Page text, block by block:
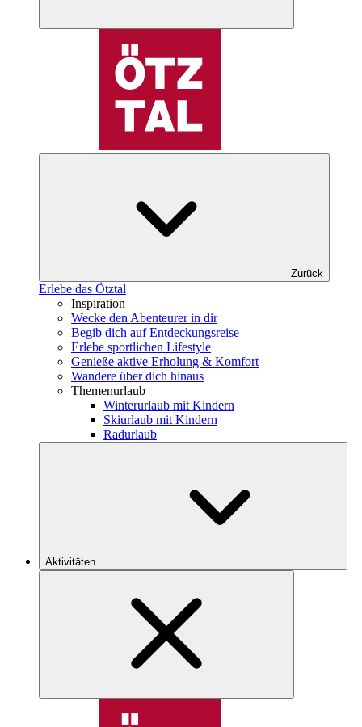
Zurück
Erlebe das Ötztal
Inspiration
Wecke den Abenteurer in dir
Begib dich auf Entdeckungsreise
Erlebe sportlichen Lifestyle
Genieße aktive Erholung & Komfort
Wandere über dich hinaus
Themenurlaub
Winterurlaub mit Kindern
Skiurlaub mit Kindern
Radurlaub
Aktivitäten